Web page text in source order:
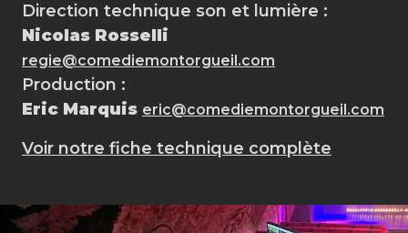
Direction technique son et lumière :
Nicolas Rosselli
regie@comediemontorgueil.com
Production :
Eric Marquis eric@comediemontorgueil.com
Voir notre fiche technique complète